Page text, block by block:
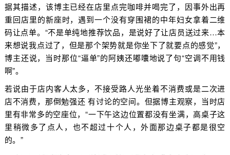
据其描述，该博主已经在店里点完咖啡并喝完了，因事外出再
重回店里的新座时，遇到一个没有穿围裙的中年妇女拿着二维
码让点单。“不是单纯地推荐饮品，是说好了让店员送过来…本
来想说我点过了，但是那个架势就是你坐下了就要点的感觉”，
博主还说，当时那位“逼单”的阿姨还嘟囔地说了句“空调不用钱
啊”。
若说由于店内客人太多，不接受路人光坐着不消费或是二次进
店不消费，那倒勉强还 有讨论的空间。但据博主观察，当时店
里有非常多的空座位，“一下午这边位置都没有坐满，高桌子这
里稍微多了点人，也不超过十个人，外面那边桌子都是很空
的。”